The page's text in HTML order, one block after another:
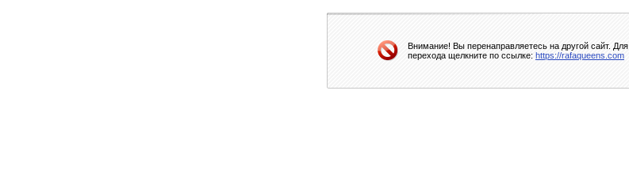
Внимание! Вы перенаправляетесь на другой сайт. Для
перехода щелкните по ссылке: https://rafaqueens.com